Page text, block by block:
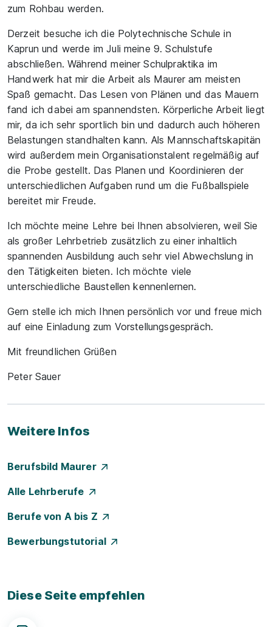
zum Rohbau werden.
Derzeit besuche ich die Polytechnische Schule in
Kaprun und werde im Juli meine 9. Schulstufe
abschließen. Während meiner Schulpraktika im
Handwerk hat mir die Arbeit als Maurer am meisten
Spaß gemacht. Das Lesen von Plänen und das Mauern
fand ich dabei am spannendsten. Körperliche Arbeit liegt
mir, da ich sehr sportlich bin und dadurch auch höheren
Belastungen standhalten kann. Als Mannschaftskapitän
wird außerdem mein Organisationstalent regelmäßig auf
die Probe gestellt. Das Planen und Koordinieren der
unterschiedlichen Aufgaben rund um die Fußballspiele
bereitet mir Freude.
Ich möchte meine Lehre bei Ihnen absolvieren, weil Sie
als großer Lehrbetrieb zusätzlich zu einer inhaltlich
spannenden Ausbildung auch sehr viel Abwechslung in
den Tätigkeiten bieten. Ich möchte viele
unterschiedliche Baustellen kennenlernen.
Gern stelle ich mich Ihnen persönlich vor und freue mich
auf eine Einladung zum Vorstellungsgespräch.
Mit freundlichen Grüßen
Peter Sauer
Weitere Infos
Berufsbild Maurer
Alle Lehrberufe
Berufe von A bis Z
Bewerbungstutorial
Diese Seite empfehlen